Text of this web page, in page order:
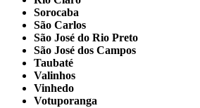
Sorocaba
São Carlos
São José do Rio Preto
São José dos Campos
Taubaté
Valinhos
Vinhedo
Votuporanga